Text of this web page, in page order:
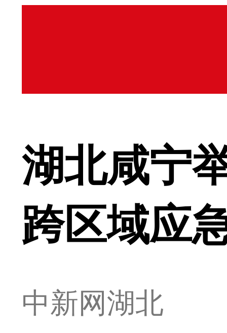
湖北咸宁
跨区域应
中新网湖北